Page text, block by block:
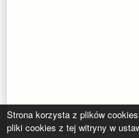
Strona korzysta z plików
pliki cookies z tej witryny w